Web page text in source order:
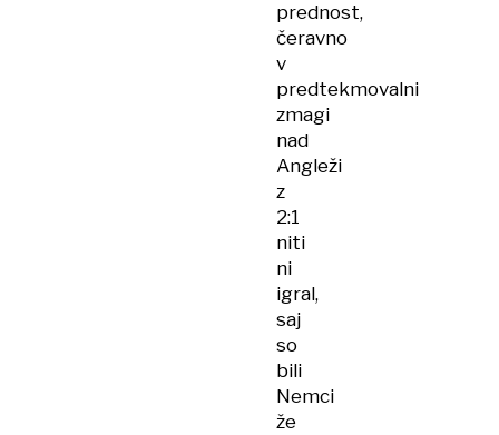
prednost,
čeravno
v
predtekmovalni
zmagi
nad
Angleži
z
2:1
niti
ni
igral,
saj
so
bili
Nemci
že